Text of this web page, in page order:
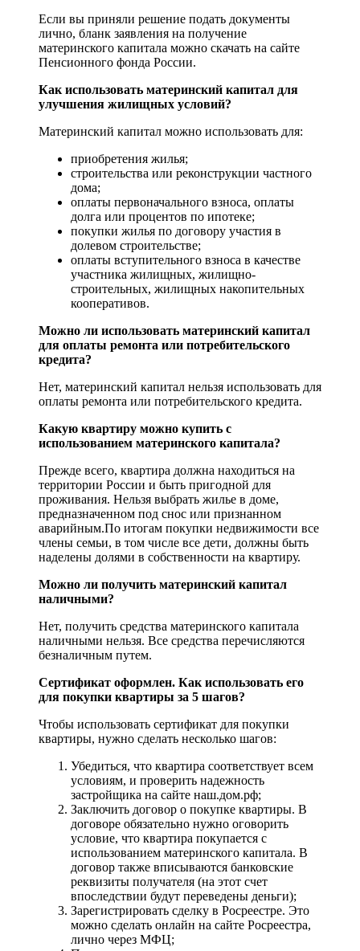
Если вы приняли решение подать документы
лично, бланк заявления на получение
материнского капитала можно скачать на сайте
Пенсионного фонда России.
Как использовать материнский капитал для
улучшения жилищных условий?
Материнский капитал можно использовать для:
приобретения жилья;
строительства или реконструкции частного
дома;
оплаты первоначального взноса, оплаты
долга или процентов по ипотеке;
покупки жилья по договору участия в
долевом строительстве;
оплаты вступительного взноса в качестве
участника жилищных, жилищно-
строительных, жилищных накопительных
кооперативов.
Можно ли использовать материнский капитал
для оплаты ремонта или потребительского
кредита?
Нет, материнский капитал нельзя использовать для
оплаты ремонта или потребительского кредита.
Какую квартиру можно купить с
использованием материнского капитала?
Прежде всего, квартира должна находиться на
территории России и быть пригодной для
проживания. Нельзя выбрать жилье в доме,
предназначенном под снос или признанном
аварийным.По итогам покупки недвижимости все
члены семьи, в том числе все дети, должны быть
наделены долями в собственности на квартиру.
Можно ли получить материнский капитал
наличными?
Нет, получить средства материнского капитала
наличными нельзя. Все средства перечисляются
безналичным путем.
Сертификат оформлен. Как использовать его
для покупки квартиры за 5 шагов?
Чтобы использовать сертификат для покупки
квартиры, нужно сделать несколько шагов:
Убедиться, что квартира соответствует всем
условиям, и проверить надежность
застройщика на сайте наш.дом.рф;
Заключить договор о покупке квартиры. В
договоре обязательно нужно оговорить
условие, что квартира покупается с
использованием материнского капитала. В
договор также вписываются банковские
реквизиты получателя (на этот счет
впоследствии будут переведены деньги);
Зарегистрировать сделку в Росреестре. Это
можно сделать онлайн на сайте Росреестра,
лично через МФЦ;